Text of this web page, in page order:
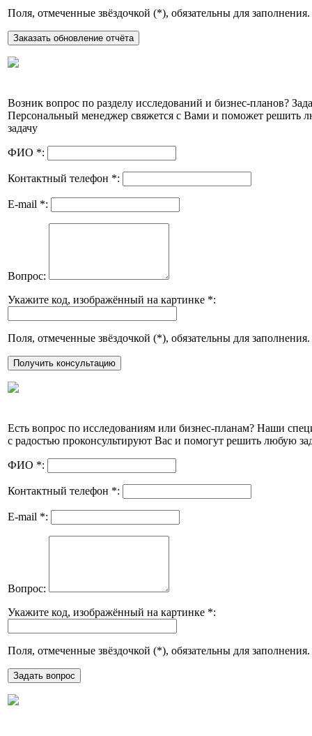
Поля, отмеченные звёздочкой (*), обязательны для заполнения.
Возник вопрос по разделу исследований и бизнес-планов?
Персональный менеджер свяжется с Вами и поможет решить
задачу
ФИО *:
Контактный телефон *:
E-mail *:
Вопрос:
Укажите код, изображённый на картинке *:
Поля, отмеченные звёздочкой (*), обязательны для заполнения.
Есть вопрос по исследованиям или бизнес-планам? Наши
с радостью проконсультируют Вас и помогут решить любую
ФИО *:
Контактный телефон *:
E-mail *:
Вопрос:
Укажите код, изображённый на картинке *:
Поля, отмеченные звёздочкой (*), обязательны для заполнения.